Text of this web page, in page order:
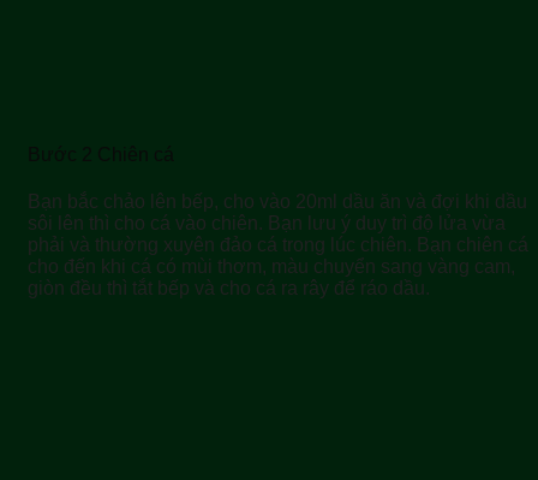
Bước 2 Chiên cá
Bạn bắc chảo lên bếp, cho vào 20ml dầu ăn và đợi khi dầu
sôi lên thì cho cá vào chiên. Bạn lưu ý duy trì độ lửa vừa
phải và thường xuyên đảo cá trong lúc chiên. Bạn chiên cá
cho đến khi cá có mùi thơm, màu chuyển sang vàng cam,
giòn đều thì tắt bếp và cho cá ra rây để ráo dầu.